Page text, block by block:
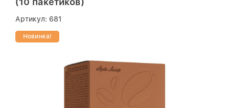
Артикул: 681
Новинка!